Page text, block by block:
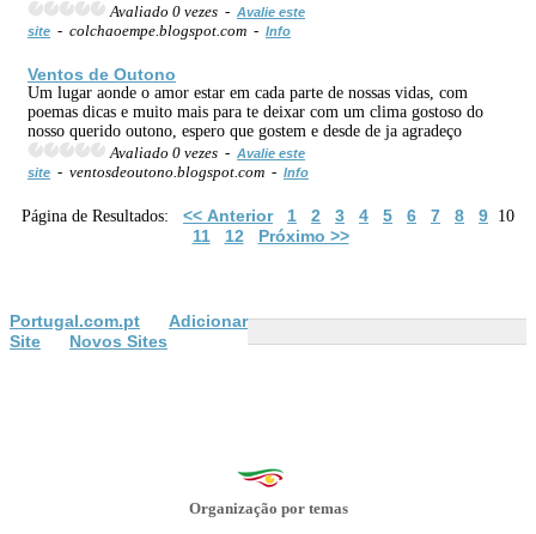
Avaliado 0 vezes - Avalie este
site - colchaoempe.blogspot.com - Info
Ventos de Outono
Um lugar aonde o amor estar em cada parte de nossas vidas, com
poemas dicas e muito mais para te deixar com um clima gostoso do
nosso querido outono, espero que gostem e desde de ja agradeço
Avaliado 0 vezes - Avalie este
site - ventosdeoutono.blogspot.com - Info
Página de Resultados: << Anterior 1 2 3 4 5 6 7 8 9 10
11 12 Próximo >>
Portugal.com.pt
Adicionar
Site
Novos Sites
Organização por temas